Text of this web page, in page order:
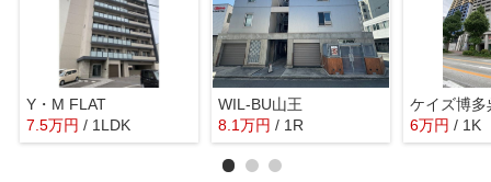
Y・M FLAT
7.5万円 / 1LDK
WIL-BU山王
8.1万円 / 1R
ケイズ博多
6万円 / 1K